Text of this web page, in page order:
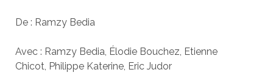
De : Ramzy Bedia
Avec : Ramzy Bedia, Élodie Bouchez, Etienne
Chicot, Philippe Katerine, Eric Judor